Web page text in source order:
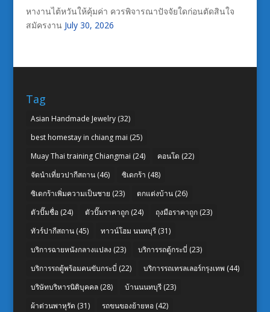
หางานไต้หวันให้คุ้มค่า ควรพิจารณาปัจจัยใดก่อนตัดสินใจ
สมัครงาน July 30, 2026
Tag
Asian Handmade Jewelry(32)
best homestay in chiang mai (25)
Muay Thai training Chiangmai (24) คอนโด (22)
จัดนำเที่ยวปากีสถาน(46) ซิเดกร้า (48)
ซิเดกร้าเพิ่มความเป็นชาย (23) ตกแต่งบ้าน(26)
ตัวปั๊มชื่อ(24) ตัวปั๊มราคาถูก(24) ถุงมือราคาถูก(23)
ทัวร์ปากีสถาน(45) ทาวน์โฮม นนทบุรี(31)
บริการฉายหนังกลางแปลง (23) บริการรถตู้กระบี่ (23)
บริการรถตู้พร้อมคนขับกระบี่ (22) บริการรถเทรลเลอร์กรุงเทพ (44)
บริษัทบริหารนิติบุคคล(28) บ้านนนทบุรี(23)
ผ้าต่วนพาหุรัด (31) รถขนของย้ายหอ(42)